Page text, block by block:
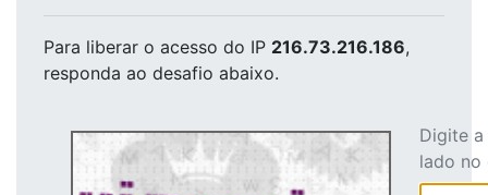
Para liberar o acesso do IP 216.73.216.186,
responda ao desafio abaixo.
Digite
lado no